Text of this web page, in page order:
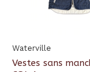
Waterville
Vestes sans